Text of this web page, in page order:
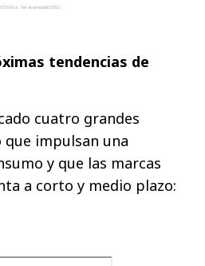
tendencias de
cuatro grandes
que impulsan una
y que las marcas
a corto y medio plazo: